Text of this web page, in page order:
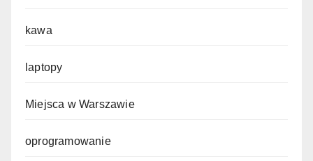
kawa
laptopy
Miejsca w Warszawie
oprogramowanie